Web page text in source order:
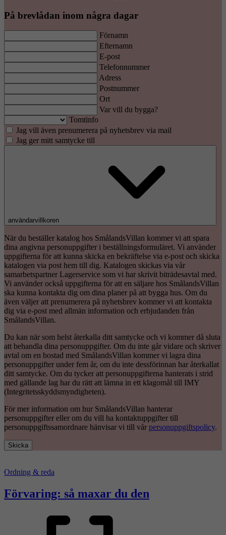
På brevlådan inom några dagar
Förnamn
Efternamn
E-post
Telefonnummer
Adress
Postnummer
Ort
Var vill du bygga?
Tomtinfo
Jag vill även prenumerera på nyhetsbrev via mail
Jag ger mitt samtycke till
användarvillkoren
När du beställer katalog hos SmålandsVillan kommer vi att spara
dina angivna personuppgifter i beställningsformuläret. Vi använder
uppgifterna för att kunna skicka en bekräftelse via e-post och skicka
katalogen via post hem till dig. Katalogen skickas via vår
samarbetspartner Lagerservice som vi har skrivit biträdesavtal med.
Vi använder också uppgifterna för att en säljare hos SmålandsVillan
ska kunna kontakta dig om dina planer på att bygga hus. Om du
även väljer att prenumerera på nyhetsbrev kommer vi att kontakta
dig via e-post med allmän information och erbjudanden från
SmålandsVillan.
Du kan när som helst återkalla ditt samtycke och vi kommer då sluta
att behandla dina personuppgifter. Om du inte går vidare och skriver
avtal om en bostad med SmålandsVillan kommer vi lagra dina
personuppgifter under fem år, om du inte dessförinnan har återkallat
ditt samtycke. Om du tycker att personuppgifterna hanterats i strid
med gällande lag har du rätt att lämna in ett klagomål till IMY
(Integritetsskyddsmyndigheten).
För mer information om hur SmålandsVillan hanterar
personuppgifter eller om du vill ha kontaktuppgifter till
personuppgiftssamordnare hänvisar vi till vår personuppgiftspolicy.
Skicka
Ordning & reda
Förvaring: så maxar du den